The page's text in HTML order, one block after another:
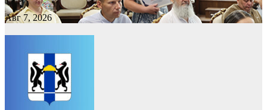
Авг 7, 2026